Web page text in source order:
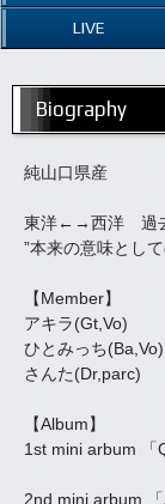
LIVE
Biography
純山口県産
東洋←→西洋 過
”本来の意味とし
【Member】
アキラ(Gt,Vo)
ひとみっち(Ba,Vo)
さんた(Dr,parc)
【Album】
1st mini arbum 「
2nd mini arbum